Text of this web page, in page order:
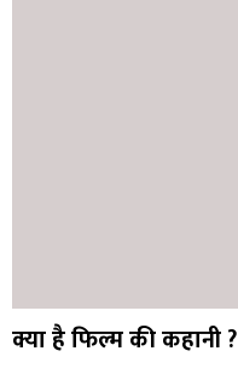
क्या है फिल्म की कहानी ?